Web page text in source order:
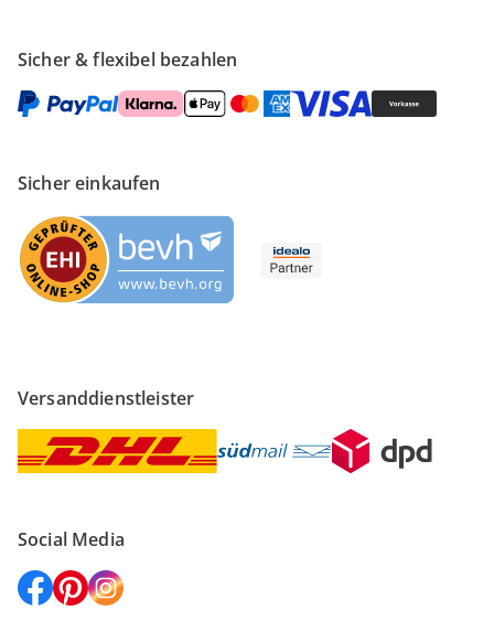
Sicher & flexibel bezahlen
Sicher einkaufen
Versanddienstleister
Social Media